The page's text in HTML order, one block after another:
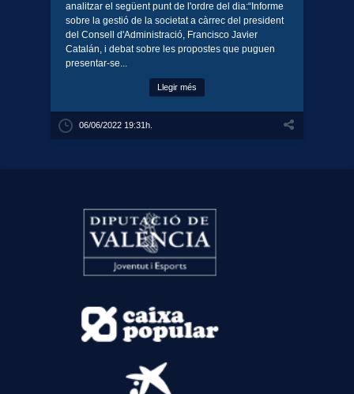
analitzar el següent punt de l'ordre del dia:“Informe
sobre la gestió de la societat a càrrec del president
del Consell d'Administració, Francisco Javier
Catalán, i debat sobre les propostes que puguen
presentar-se...
Llegir més
06/06/2022 19:31h.